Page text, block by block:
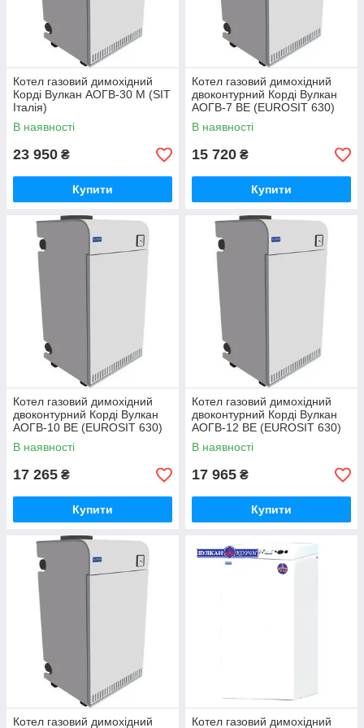
Котел газовий димохідний
Корді Вулкан АОГВ-30 М (SIT
Італія)
В наявності
23 950 ₴
Купити
Котел газовий димохідний
двоконтурний Корді Вулкан
АОГВ-7 ВЕ (EUROSIT 630)
В наявності
15 720 ₴
Купити
Котел газовий димохідний
двоконтурний Корді Вулкан
АОГВ-10 ВЕ (EUROSIT 630)
В наявності
17 265 ₴
Купити
Котел газовий димохідний
двоконтурний Корді Вулкан
АОГВ-12 ВЕ (EUROSIT 630)
В наявності
17 965 ₴
Купити
Котел газовий димохідний Котел газовий димохідний